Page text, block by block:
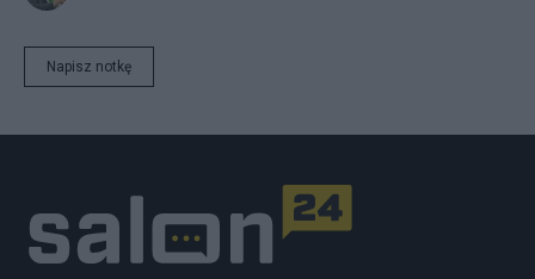
Napisz notkę